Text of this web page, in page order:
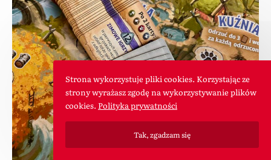
Strona wykorzystuje pliki cookies. Korzystając ze
strony wyrażasz zgodę na wykorzystywanie plików
cookies. Polityka prywatności
Tak, zgadzam się